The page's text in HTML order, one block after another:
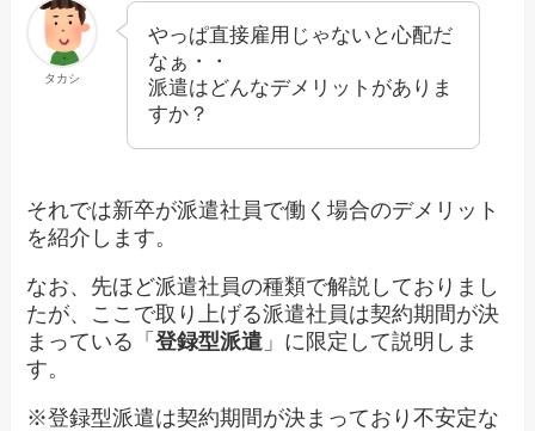
タカシ
やっぱ直接雇用じゃないと心配だ
なぁ・・
派遣はどんなデメリットがありま
すか？
それでは新卒が派遣社員で働く場合のデメリット
を紹介します。
なお、先ほど派遣社員の種類で解説しておりまし
たが、ここで取り上げる派遣社員は契約期間が決
まっている「登録型派遣 」に限定して説明しま
す。
※登録型派遣は契約期間が決まっており不安定な